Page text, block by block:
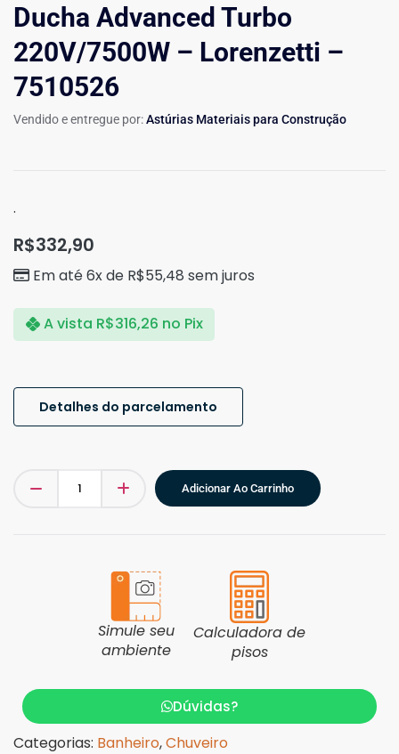
Ducha Advanced Turbo
220V/7500W – Lorenzetti –
7510526
Vendido e entregue por:Astúrias Materiais para Construção
.
R$332,90
Em até 6x de R$55,48 sem juros
A vista R$316,26 no Pix
Detalhes do parcelamento
Adicionar Ao Carrinho
Simule seu
ambiente
Calculadora de
pisos
Dúvidas?
Categorias: Banheiro,Chuveiro